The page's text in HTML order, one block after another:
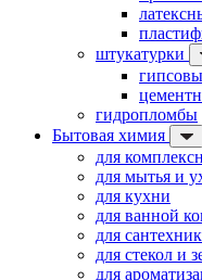
штукатурки
гидропломбы
Бытовая химия
для
для мытья и
для кухни
для ванной
для
для стекол и
для